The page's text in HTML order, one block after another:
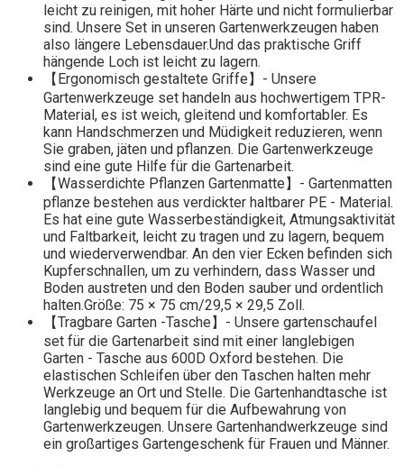
leicht zu reinigen, mit hoher Härte und nicht formulierbar
sind. Unsere Set in unseren Gartenwerkzeugen haben
also längere Lebensdauer.Und das praktische Griff
hängende Loch ist leicht zu lagern.
【Ergonomisch gestaltete Griffe】- Unsere
Gartenwerkzeuge set handeln aus hochwertigem TPR-
Material, es ist weich, gleitend und komfortabler. Es
kann Handschmerzen und Müdigkeit reduzieren, wenn
Sie graben, jäten und pflanzen. Die Gartenwerkzeuge
sind eine gute Hilfe für die Gartenarbeit.
【Wasserdichte Pflanzen Gartenmatte】- Gartenmatten
pflanze bestehen aus verdickter haltbarer PE - Material.
Es hat eine gute Wasserbeständigkeit, Atmungsaktivität
und Faltbarkeit, leicht zu tragen und zu lagern, bequem
und wiederverwendbar. An den vier Ecken befinden sich
Kupferschnallen, um zu verhindern, dass Wasser und
Boden austreten und den Boden sauber und ordentlich
halten.Größe: 75 × 75 cm/29,5 × 29,5 Zoll.
【Tragbare Garten -Tasche】- Unsere gartenschaufel
set für die Gartenarbeit sind mit einer langlebigen
Garten - Tasche aus 600D Oxford bestehen. Die
elastischen Schleifen über den Taschen halten mehr
Werkzeuge an Ort und Stelle. Die Gartenhandtasche ist
langlebig und bequem für die Aufbewahrung von
Gartenwerkzeugen. Unsere Gartenhandwerkzeuge sind
ein großartiges Gartengeschenk für Frauen und Männer.